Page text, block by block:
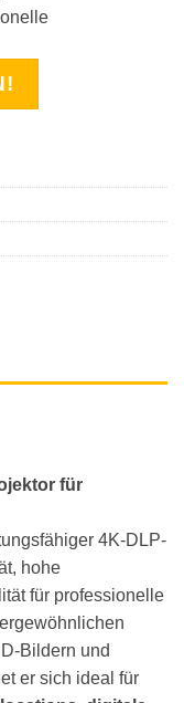
für
4K-DLP-
hohe
für professionelle
Bildern und
er sich ideal für